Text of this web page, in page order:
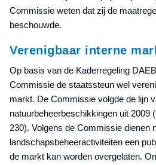
Commissie weten dat zij de
beschouwde.
Verenigbaar interne
Op basis van de Kaderregeling
Commissie de staatssteun wel
markt. De Commissie volgde de lijn
natuurbeheerbeschikkingen uit 2009
230). Volgens de Commissie dienen
landschapsbeheeractiviteiten een
de markt kan worden overgelaten.